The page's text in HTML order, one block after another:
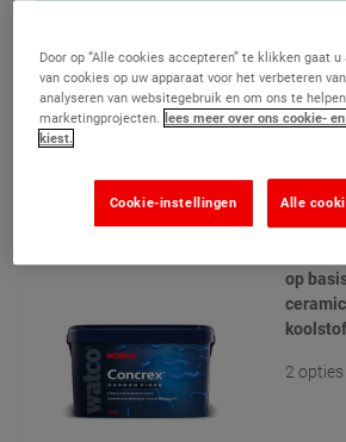
Toevoegen aan mijn
Concrex® Carbon Fibre - Epoxy
Reparatiemortel
(84)
op
2
Door op “Alle cookies accepteren” te klikken gaat
van cookies op uw apparaat voor het verbeteren
analyseren van websitegebruik en om ons te
marketingprojecten. lees meer over ons cookie-
kiest.
Alle
Cookie-instellingen